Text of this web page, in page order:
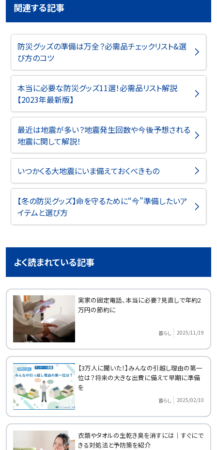
関連する記事
防災グッズの準備は万全？必需品チェックリスト&選
び方のコツ
本当に必要な防災グッズ11選！必需品リスト解説
【2023年最新版】
最近は地震が多い？地震発生回数や今後予想される
地震に関して解説！
いつかくる大地震にいま備えておくべきもの
【冬の防災グッズ】命を守るために“今”準備したいア
イテムと選び方
よく読まれている記事
実家の固定電話、本当に必要？見直しで年約2
万円の節約に
暮らし 2025/11/19
【3万人に聞いた！】みんなの引越し理由の第一
位は？将来の大きな出費に備えて早期に準備
を
暮らし 2025/02/10
衣類やタオルの生乾き臭を消すには｜すぐにで
きる対処法と予防策を紹介